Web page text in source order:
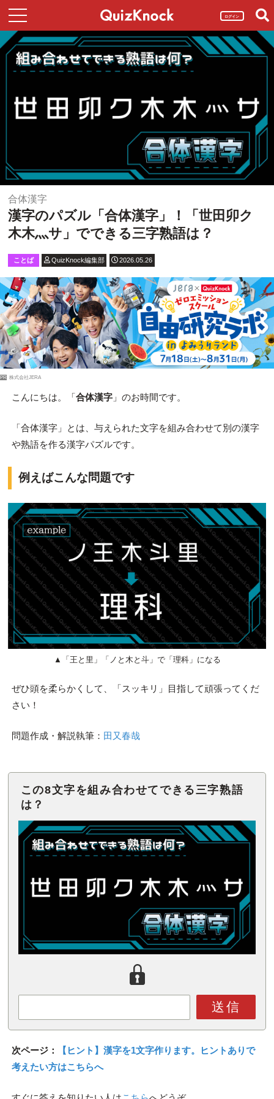
ログイン
合体漢字
漢字のパズル「合体漢字」！「世田卯ク
木木灬サ」でできる三字熟語は？
ことば QuizKnock編集部 2026.05.26
PR 株式会社JERA
こんにちは。「合体漢字」のお時間です。
「合体漢字」とは、与えられた文字を組み合わせて別の漢字
や熟語を作る漢字パズルです。
例えばこんな問題です
▲「王と里」「ノと木と斗」で「理科」になる
ぜひ頭を柔らかくして、「スッキリ」目指して頑張ってくだ
さい！
問題作成・解説執筆： 田又春哉
この8文字を組み合わせてできる三字熟語
は？
送信
次ページ：
【ヒント】漢字を1文字作ります。ヒントありで
考えたい方はこちらへ